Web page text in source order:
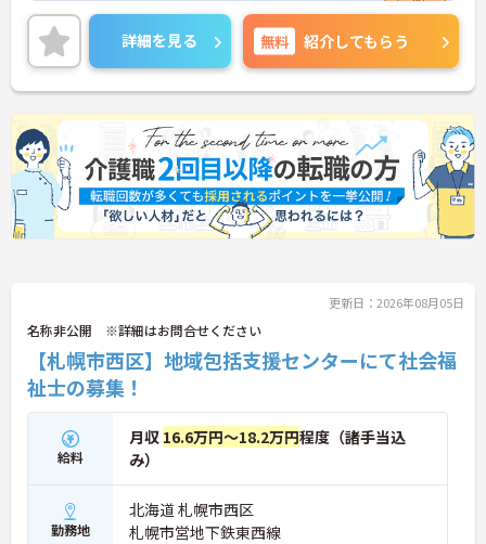
ススメです。ご興味を持たれた方は面接対策ポイン
トや求人の詳細などお話いたしますのでお気軽にお
問い合わせ下さい。
詳細を見る 無料 紹介してもらう
更新日：2026年08月05日
名称非公開 ※詳細はお問合せください
【札幌市西区】地域包括支援センターにて社会福
祉士の募集！
給料
月収 16.6万円～18.2万円程度（諸手当込
み）
勤務地
北海道 札幌市西区
札幌市営地下鉄東西線